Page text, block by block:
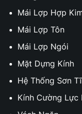
Mái Lợp Hợp
Mái Lợp Tôn
Mái Lợp Ngói
Mặt Dựng Kính
Hệ Thống Sơn
Kính Cường Lực